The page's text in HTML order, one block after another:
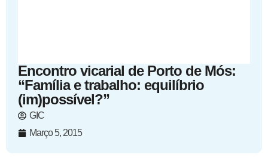
Encontro vicarial de Porto de Mós:
“Família e trabalho: equilíbrio
(im)possível?”
GIC
Março 5, 2015